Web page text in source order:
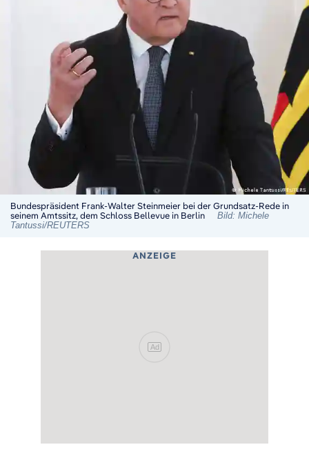
Bundespräsident Frank-Walter Steinmeier bei der Grundsatz-Rede in
seinem Amtssitz, dem Schloss Bellevue in Berlin
Bild: Michele
Tantussi/REUTERS
ANZEIGE
Ad